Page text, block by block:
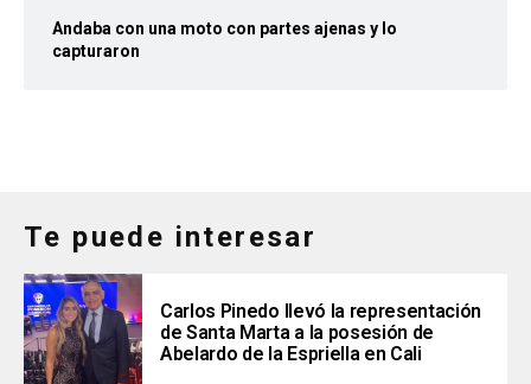
Andaba con una moto con partes ajenas y lo
capturaron
Te puede interesar
Carlos Pinedo llevó la representación
de Santa Marta a la posesión de
Abelardo de la Espriella en Cali